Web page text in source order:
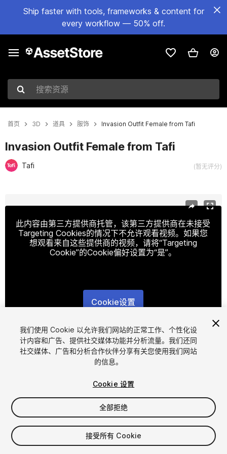
Ship faster with tools, frameworks & content for
every workflow — 50% off.
搜索资源
首页 3D 道具 服饰 Invasion Outfit Female from Tafi
Invasion Outfit Female from Tafi
Tafi (暂无评分)
此内容由第三方提供商托管，该第三方提供商在未接受
Targeting Cookies的情况下不允许观看视频。如果您
想观看来自这些提供商的视频，请将“Targeting
Cookie”的Cookie偏好设置为“是”。
Cookie设置
1/11
$11
增值税将在结算时计算
我们使用 Cookie 以允许我们网站的正常工作、个性化设
计内容和广告、提供社交媒体功能并分析流量。我们还同
社交媒体、广告和分析合作伙伴分享有关您使用我们网站
的信息。
Cookie 设置
全部拒绝
接受所有 Cookie